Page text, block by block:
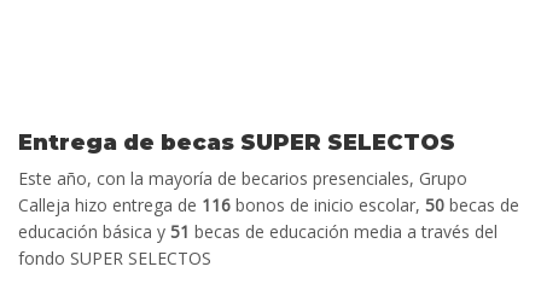
Entrega de becas SUPER SELECTOS
Este año, con la mayoría de becarios presenciales, Grupo
Calleja hizo entrega de 116 bonos de inicio escolar, 50 becas de
educación básica y 51 becas de educación media a través del
fondo SUPER SELECTOS